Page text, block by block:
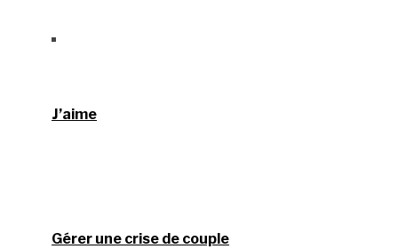
J’aime
Gérer une crise de couple